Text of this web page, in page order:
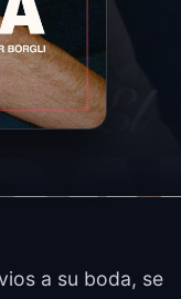
a su boda, se